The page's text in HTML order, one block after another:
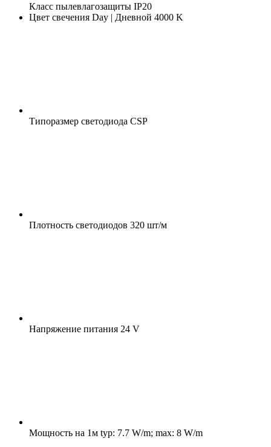
Класс пылевлагозащиты IP20
Цвет свечения Day | Дневной 4000 K
Типоразмер светодиода CSP
Плотность светодиодов 320 шт/м
Напряжение питания 24 V
Мощность на 1м typ: 7.7 W/m; max: 8 W/m